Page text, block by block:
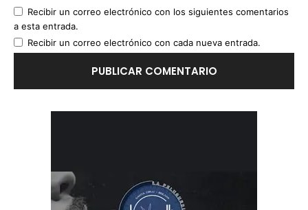
Recibir un correo electrónico con los siguientes comentarios
a esta entrada.
Recibir un correo electrónico con cada nueva entrada.